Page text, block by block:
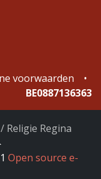
voorwaarden
•
BE0887136363
Religie Regina
Open source e-